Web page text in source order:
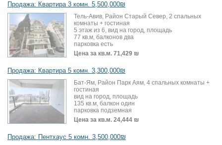
Продажа: Квартира 3 комн. 5,500,000₪
Тель-Авив, Район Старый Север, 2 спальных
комнаты + гостиная
5 этаж из 6, вид на город, площадь
77 кв.м, балконов два
парковка есть
Цена за кв.м. 71,429 ₪
Продажа: Квартира 5 комн. 3,300,000₪
Бат-Ям, Район Парк Аям, 4 спальных комнаты +
гостиная
вид на город, площадь
135 кв.м, балкон один
парковка подземная
Цена за кв.м. 24,444 ₪
Продажа: Пентхаус 5 комн. 3,500,000₪